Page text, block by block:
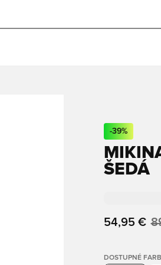
-39%
ŠEDÁ
54,95 €
DOSTUPNÉ